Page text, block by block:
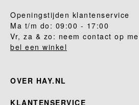
Openingstijden klantenservice
Ma t/m do: 09:00 - 17:00
Vr, za & zo: neem contact op
bel een winkel
OVER HAY.NL
KLANTENSERVICE